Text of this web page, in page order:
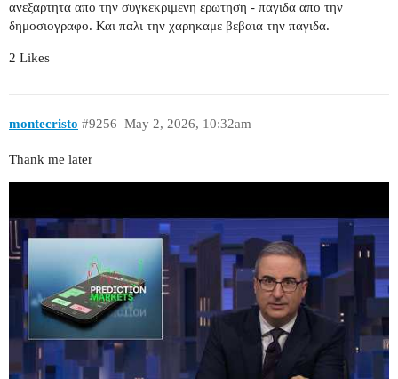
ανεξαρτητα απο την συγκεκριμενη ερωτηση - παγιδα απο την
δημοσιογραφο. Και παλι την χαρηκαμε βεβαια την παγιδα.
2 Likes
montecristo May 2, 2026, 10:32am
#9256
Thank me later